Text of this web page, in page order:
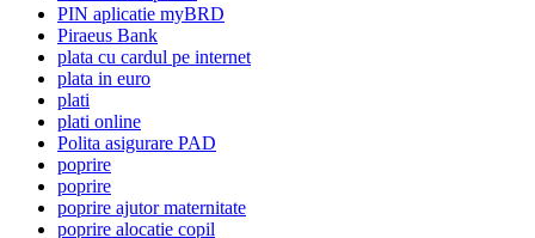
PIN aplicatie myBRD
Piraeus Bank
plata cu cardul pe internet
plata in euro
plati
plati online
Polita asigurare PAD
poprire
poprire
poprire ajutor maternitate
poprire alocatie copil